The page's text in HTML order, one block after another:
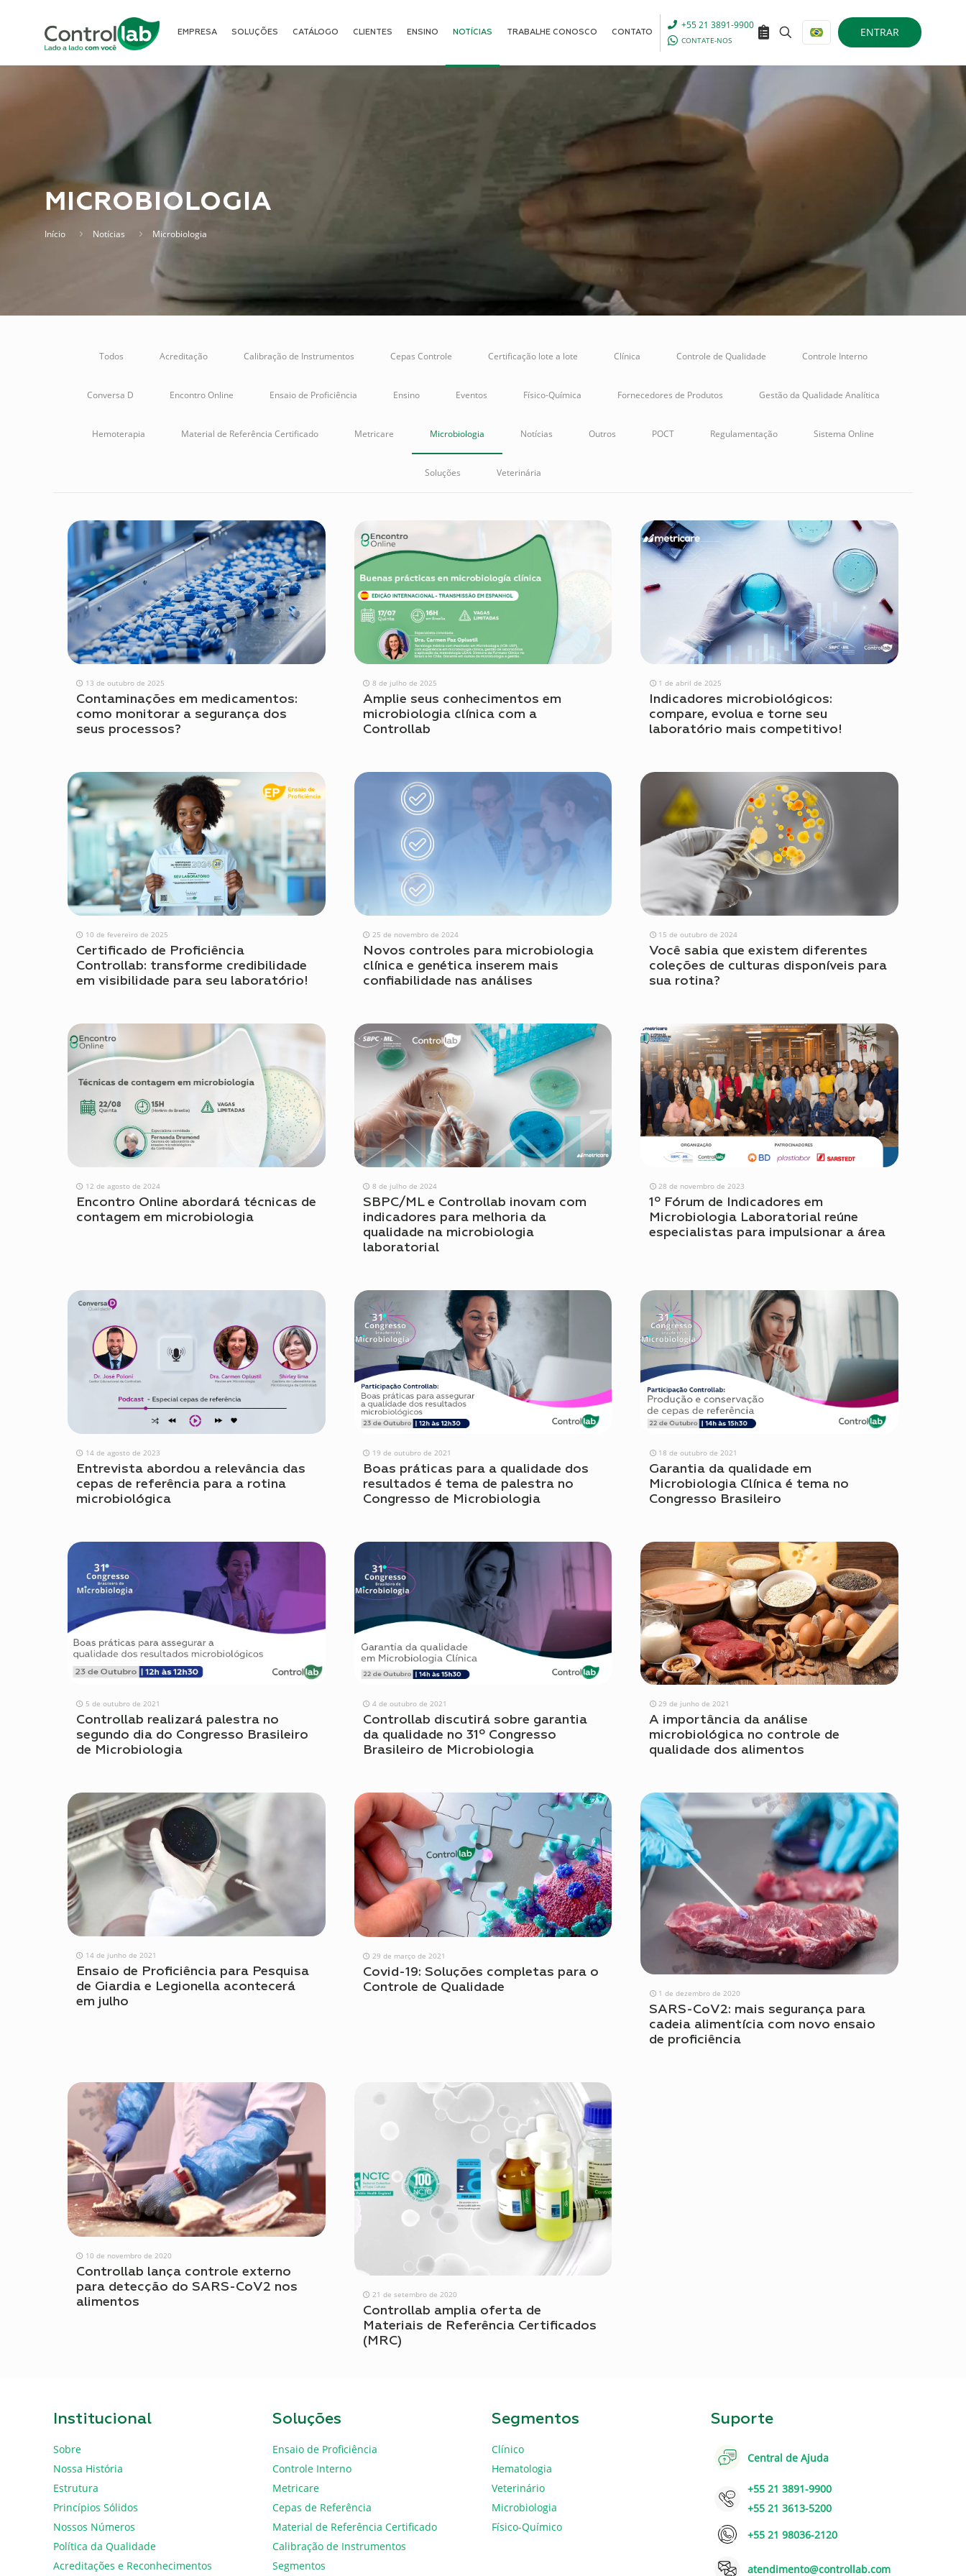
EMPRESA SOLUÇÕES CATÁLOGO CLIENTES ENSINO NOTÍCIAS TRABALHE CONOSCO CONTATO
+55 21 3891-9900
CONTATE-NOS
ENTRAR
MICROBIOLOGIA
Início Notícias Microbiologia
Todos Acreditação Calibração de Instrumentos Cepas Controle Certificação lote a lote Clínica Controle de Qualidade Controle Interno
Conversa D Encontro Online Ensaio de Proficiência Ensino Eventos Físico-Química Fornecedores de Produtos Gestão da Qualidade Analítica
Hemoterapia Material de Referência Certificado Metricare Microbiologia Notícias Outros POCT Regulamentação Sistema Online
Soluções Veterinária
13 de outubro de 2025
Contaminações em medicamentos:
como monitorar a segurança dos
seus processos?
8 de julho de 2025
Amplie seus conhecimentos em
microbiologia clínica com a
Controllab
1 de abril de 2025
Indicadores microbiológicos:
compare, evolua e torne seu
laboratório mais competitivo!
10 de fevereiro de 2025
Certificado de Proficiência
Controllab: transforme credibilidade
em visibilidade para seu laboratório!
25 de novembro de 2024
Novos controles para microbiologia
clínica e genética inserem mais
confiabilidade nas análises
15 de outubro de 2024
Você sabia que existem diferentes
coleções de culturas disponíveis para
sua rotina?
12 de agosto de 2024
Encontro Online abordará técnicas de
contagem em microbiologia
8 de julho de 2024
SBPC/ML e Controllab inovam com
indicadores para melhoria da
qualidade na microbiologia
laboratorial
28 de novembro de 2023
1º Fórum de Indicadores em
Microbiologia Laboratorial reúne
especialistas para impulsionar a área
14 de agosto de 2023
Entrevista abordou a relevância das
cepas de referência para a rotina
microbiológica
19 de outubro de 2021
Boas práticas para a qualidade dos
resultados é tema de palestra no
Congresso de Microbiologia
18 de outubro de 2021
Garantia da qualidade em
Microbiologia Clínica é tema no
Congresso Brasileiro
5 de outubro de 2021
Controllab realizará palestra no
segundo dia do Congresso Brasileiro
de Microbiologia
4 de outubro de 2021
Controllab discutirá sobre garantia
da qualidade no 31º Congresso
Brasileiro de Microbiologia
29 de junho de 2021
A importância da análise
microbiológica no controle de
qualidade dos alimentos
14 de junho de 2021
Ensaio de Proficiência para Pesquisa
de Giardia e Legionella acontecerá
em julho
29 de março de 2021
Covid-19: Soluções completas para o
Controle de Qualidade
1 de dezembro de 2020
SARS-CoV2: mais segurança para
cadeia alimentícia com novo ensaio
de proficiência
10 de novembro de 2020
Controllab lança controle externo
para detecção do SARS-CoV2 nos
alimentos
21 de setembro de 2020
Controllab amplia oferta de
Materiais de Referência Certificados
(MRC)
Institucional
Sobre
Nossa História
Estrutura
Princípios Sólidos
Nossos Números
Política da Qualidade
Acreditações e Reconhecimentos
Soluções
Ensaio de Proficiência
Controle Interno
Metricare
Cepas de Referência
Material de Referência Certificado
Calibração de Instrumentos
Segmentos
Segmentos
Clínico
Hematologia
Veterinário
Microbiologia
Físico-Químico
Suporte
Central de Ajuda
+55 21 3891-9900
+55 21 3613-5200
+55 21 98036-2120
atendimento@controllab.com